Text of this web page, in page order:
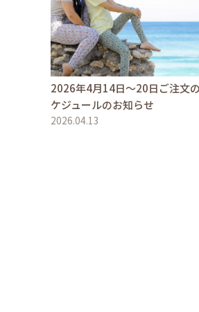
2026年4月14日〜20日ご注文
ケジュールのお知らせ
2026.04.13